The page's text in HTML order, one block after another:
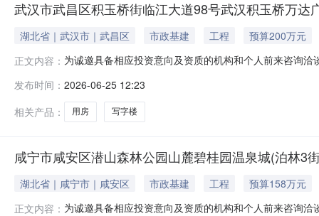
武汉市武昌区积玉桥街临江大道98号武汉积玉桥万达
湖北省｜武汉市｜武昌区 市政基建 工程
预算200万元
正文内容： 为诚邀具备相应投资意向及资质的机构和个人前来咨询
实。本案已进入强制执行阶段，该资产权属清晰且不存
行，最终处置方式、成交价格
发布时间： 2026-06-25 12:23
相关产品：
用房 写字楼
咸宁市咸安区潜山森林公园山麓碧桂园温泉城(泊林3
湖北省｜咸宁市｜咸安区 市政基建 工程
预算158万元
正文内容： 为诚邀具备相应投资意向及资质的机构和个人前来咨询